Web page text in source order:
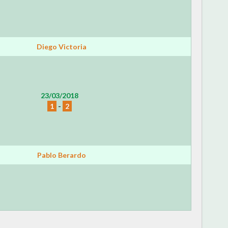
Diego Victoria
23/03/2018
1 - 2
Pablo Berardo